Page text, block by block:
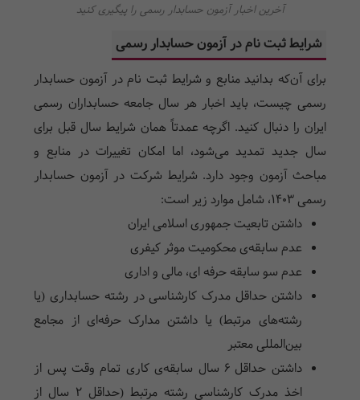
آخرین اخبار آزمون حسابدار رسمی را پیگیری کنید
شرایط ثبت نام در آزمون حسابدار رسمی
برای آن‌که بدانید منابع و شرایط ثبت نام در آزمون حسابدار
رسمی چیست، باید اخبار هر سال جامعه حسابداران رسمی
ایران را دنبال کنید. اگرچه عمدتاً همان شرایط سال قبل برای
سال جدید تمدید می‌شود، اما امکان تغییرات در منابع و
مباحث آزمون وجود دارد. شرایط شرکت در آزمون حسابدار
رسمی 1403، شامل موارد زیر است:
داشتن تابعیت جمهوری اسلامی ایران
عدم سابقه‌ی محکومیت موثر کیفری
عدم سو سابقه حرفه ای، مالی و اداری
داشتن حداقل مدرک کارشناسی در رشته حسابداری (یا
رشته‌های مرتبط) یا داشتن مدارک حرفه‌ای از مجامع
بین‌المللی معتبر
داشتن حداقل 6 سال سابقه‌ی کاری تمام وقت پس از
اخذ مدرک کارشناسی رشته مرتبط (حداقل 2 سال از